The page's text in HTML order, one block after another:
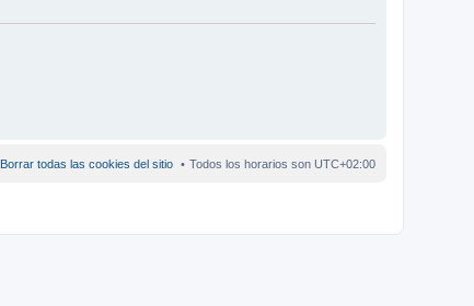
Todos los horarios son UTC+02:00
Borrar todas las cookies del sitio